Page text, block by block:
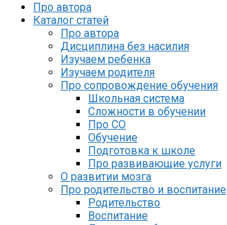
Про автора
Каталог статей
Про автора
Дисциплина без насилия
Изучаем ребенка
Изучаем родителя
Про сопровождение обучения
Школьная система
Сложности в обучении
Про СО
Обучение
Подготовка к школе
Про развивающие услуги
О развитии мозга
Про родительство и воспитание
Родительство
Воспитание